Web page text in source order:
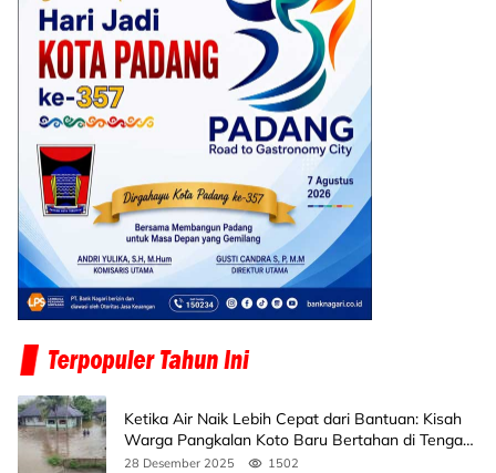
Ketika Air Naik Lebih Cepat dari Bantuan: Kisah
Warga Pangkalan Koto Baru Bertahan di Tengah
Banjir
28 Desember 2025 1502